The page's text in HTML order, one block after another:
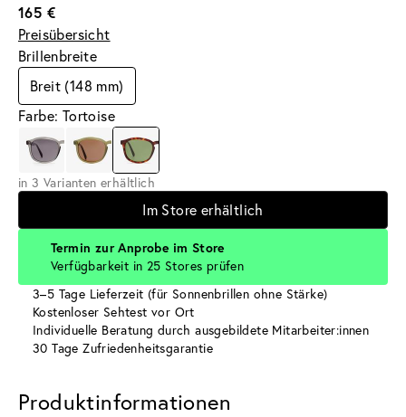
165 €
Preisübersicht
Brillenbreite
Breit (148 mm)
Farbe: Tortoise
in 3 Varianten erhältlich
Im Store erhältlich
Termin zur Anprobe im Store
Verfügbarkeit in 25 Stores prüfen
3–5 Tage Lieferzeit (für Sonnenbrillen ohne Stärke)
Kostenloser Sehtest vor Ort
Individuelle Beratung durch ausgebildete Mitarbeiter:innen
30 Tage Zufriedenheitsgarantie
Produktinformationen